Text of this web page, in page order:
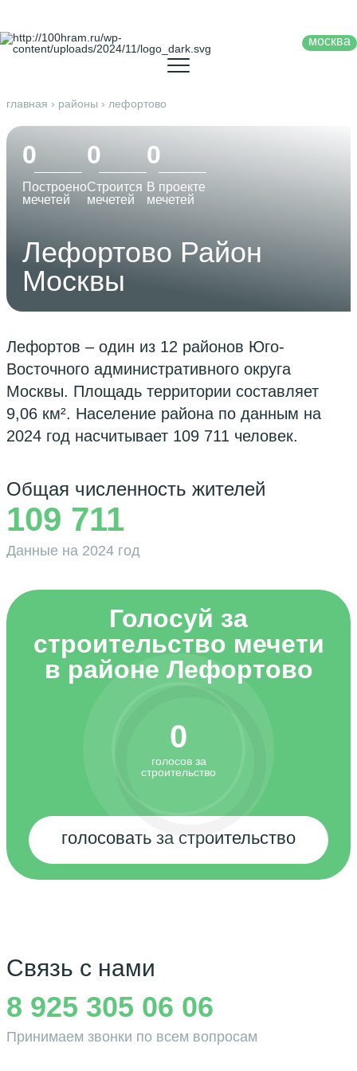
москва
главная › районы › лефортово
0
Построено
мечетей
0
Строится
мечетей
0
В проекте
мечетей
Лефортово Район
Москвы
Лефортов – один из 12 районов Юго-
Восточного административного округа
Москвы. Площадь территории составляет
9,06 км². Население района по данным на
2024 год насчитывает 109 711 человек.
Общая численность жителей
109 711
Данные на 2024 год
Голосуй за
строительство мечети
в районе Лефортово
0
голосов за
строительство
голосовать за строительство
Связь с нами
8 925 305 06 06
Принимаем звонки по всем вопросам